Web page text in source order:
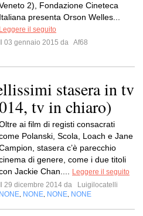
2), Fondazione Cineteca
Italiana presenta Orson Welles...
Leggere il seguito
Il 03 gennaio 2015 da Af68
stasera in tv
tv in chiaro)
ai film di registi consacrati
Polanski, Scola, Loach e Jane
stasera c’è parecchio
di genere, come i due titoli
Jackie Chan....
Leggere il seguito
Il 29 dicembre 2014 da
Luigilocatelli
NONE NONE NONE NONE